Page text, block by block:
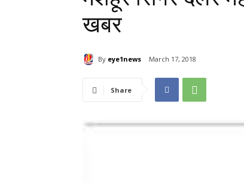
खबर
By eye1news March 17, 2018
Share